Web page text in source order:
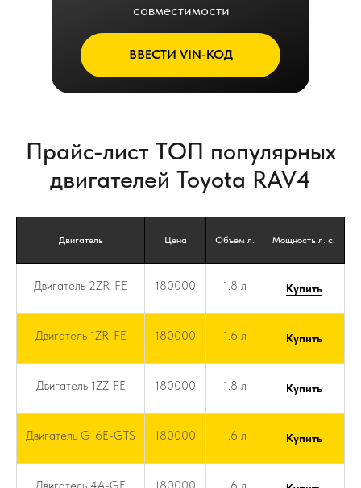
ВВЕСТИ VIN-КОД
совместимости
Прайс-лист ТОП популярных
двигателей Toyota RAV4
Двигатель Цена Объем л. Мощность л. с.
Двигатель 2ZR-FE 180000 1.8 л Купить
Двигатель 1ZR-FE 180000 1.6 л Купить
Двигатель 1ZZ-FE 180000 1.8 л Купить
Двигатель G16E-GTS 180000 1.6 л Купить